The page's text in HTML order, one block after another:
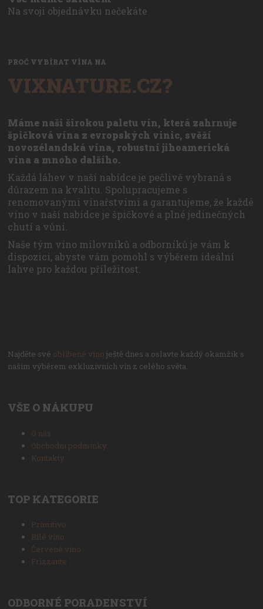
Na svoji objednávku nečekáte
PROČ VYBÍRAT VÍNA NA
VIXNATURE.CZ?
Máme naši širokou paletu vín, která zahrnuje
špičková vína z evropských vinic, svěží
novozélandská vína, robustní jihoamerická
vína a mnoho dalšího.
Každá láhev v naší nabídce je pečlivě vybraná s
důrazem na kvalitu. Spolupracujeme s
renomovanými vinařstvími a garantujeme, že každé
víno v naší nabídce je špičkové a plné jedinečných
chutí a vůní.
Naše tým víno milovníků a odborníků je vám k
dispozici, abyste vám pomohl s výběrem ideální
lahve pro každou příležitost.
Najděte své oblíbené víno ještě dnes a oslavte každý okamžik s
naším výběrem exkluzivních vín z celého světa.
VŠE O NÁKUPU
O nás
Obchodní podmínky
Kontakty
TOP KATEGORIE
Primitivo
Bílé víno
Červené víno
Frizzante
ODBORNÉ PORADENSTVÍ